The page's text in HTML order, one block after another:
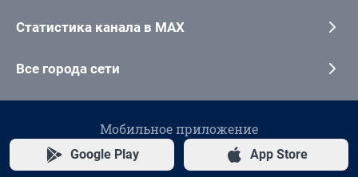
Статистика канала в MAX
Все города сети
Мобильное приложение
Google Play App Store